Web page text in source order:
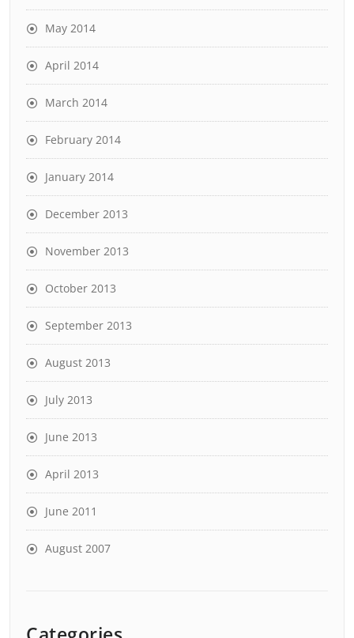
May 2014
April 2014
March 2014
February 2014
January 2014
December 2013
November 2013
October 2013
September 2013
August 2013
July 2013
June 2013
April 2013
June 2011
August 2007